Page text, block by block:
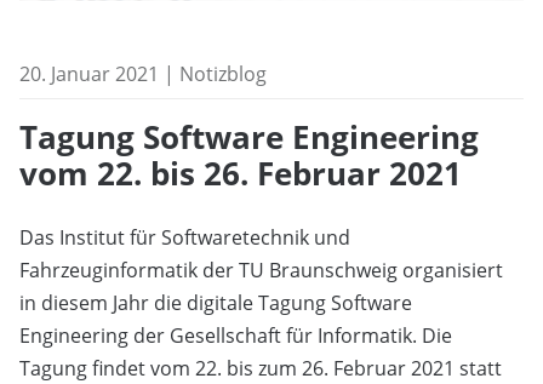
20. Januar 2021 | Notizblog
Tagung Software Engineering
vom 22. bis 26. Februar 2021
Das Institut für Softwaretechnik und
Fahrzeuginformatik der TU Braunschweig organisiert
in diesem Jahr die digitale Tagung Software
Engineering der Gesellschaft für Informatik. Die
Tagung findet vom 22. bis zum 26. Februar 2021 statt